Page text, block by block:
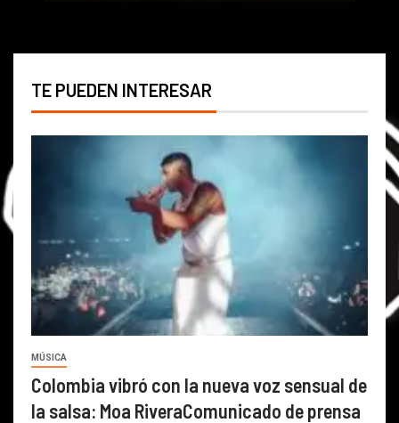
TE PUEDEN INTERESAR
MÚSICA
Colombia vibró con la nueva voz sensual de
la salsa: Moa RiveraComunicado de prensa